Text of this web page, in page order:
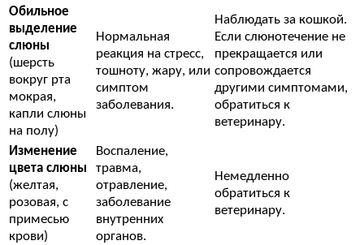
Обильное
выделение
слюны
(шерсть
вокруг рта
мокрая,
капли слюны
на полу)
Нормальная
реакция на стресс,
тошноту, жару, или
симптом
заболевания.
Наблюдать за кошкой.
Если слюнотечение не
прекращается или
сопровождается
другими симптомами,
обратиться к
ветеринару.
Изменение
цвета слюны
(желтая,
розовая, с
примесью
крови)
Воспаление,
травма,
отравление,
заболевание
внутренних
органов.
Немедленно
обратиться к
ветеринару.